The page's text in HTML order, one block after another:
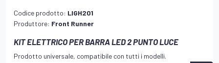
Codice prodotto: LIGH201
Produttore: Front Runner
KIT ELETTRICO PER BARRA LED 2 PUNTO LUCE
Prodotto universale, compatibile con tutti i modelli.